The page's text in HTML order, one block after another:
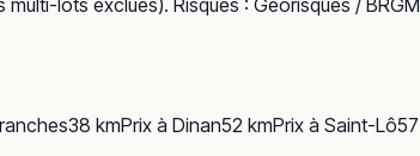
multi-lots exclues). Risques : Géorisques / BRGM
38 kmPrix à Dinan52 kmPrix à Saint-Lô57